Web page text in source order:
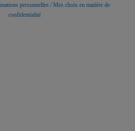
personnelles / Mes choix en matière de
confidentialité